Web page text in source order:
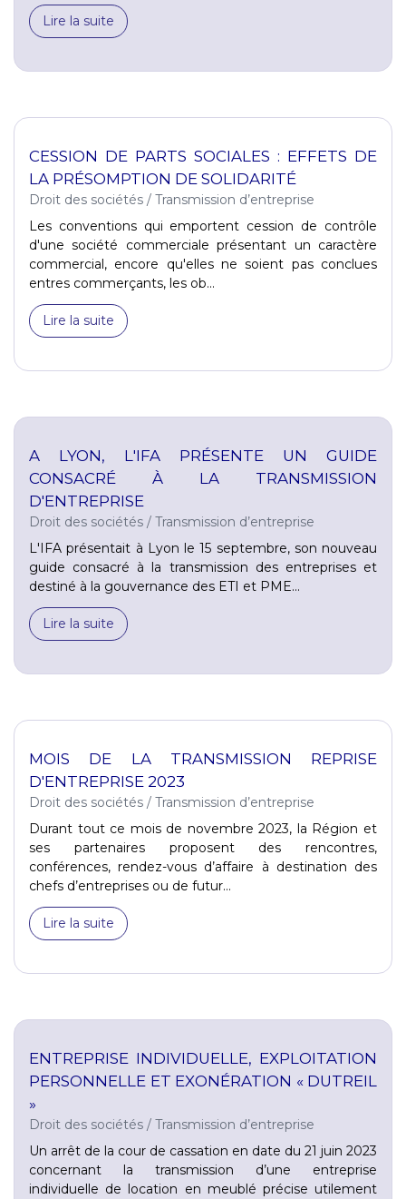
Lire la suite
CESSION DE PARTS SOCIALES : EFFETS DE
LA PRÉSOMPTION DE SOLIDARITÉ
Droit des sociétés / Transmission d’entreprise
Les conventions qui emportent cession de contrôle
d'une société commerciale présentant un caractère
commercial, encore qu'elles ne soient pas conclues
entres commerçants, les ob...
Lire la suite
A LYON, L'IFA PRÉSENTE UN GUIDE
CONSACRÉ À LA TRANSMISSION
D'ENTREPRISE
Droit des sociétés / Transmission d’entreprise
L'IFA présentait à Lyon le 15 septembre, son nouveau
guide consacré à la transmission des entreprises et
destiné à la gouvernance des ETI et PME...
Lire la suite
MOIS DE LA TRANSMISSION REPRISE
D'ENTREPRISE 2023
Droit des sociétés / Transmission d’entreprise
Durant tout ce mois de novembre 2023, la Région et
ses partenaires proposent des rencontres,
conférences, rendez-vous d’affaire à destination des
chefs d’entreprises ou de futur...
Lire la suite
ENTREPRISE INDIVIDUELLE, EXPLOITATION
PERSONNELLE ET EXONÉRATION « DUTREIL
»
Droit des sociétés / Transmission d’entreprise
Un arrêt de la cour de cassation en date du 21 juin 2023
concernant la transmission d’une entreprise
individuelle de location en meublé précise utilement